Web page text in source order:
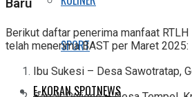
SPORT
E-KORAN SPOTNEWS
Berikut daftar penerima manfaat
telah menerima BAST per Maret 2025:
Ibu Sukesi – Desa Sawotratap,